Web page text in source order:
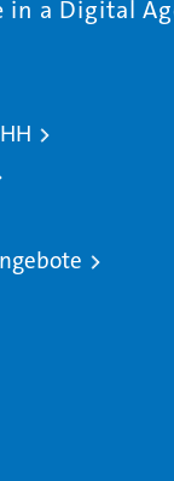
in a Digital